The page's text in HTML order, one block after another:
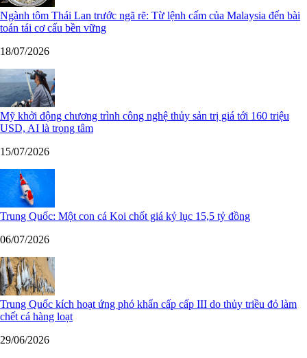
Ngành tôm Thái Lan trước ngã rẽ: Từ lệnh cấm của Malaysia đến bài
toán tái cơ cấu bền vững
18/07/2026
Mỹ khởi động chương trình công nghệ thủy sản trị giá tới 160 triệu
USD, AI là trọng tâm
15/07/2026
Trung Quốc: Một con cá Koi chốt giá kỷ lục 15,5 tỷ đồng
06/07/2026
Trung Quốc kích hoạt ứng phó khẩn cấp cấp III do thủy triều đỏ làm
chết cá hàng loạt
29/06/2026